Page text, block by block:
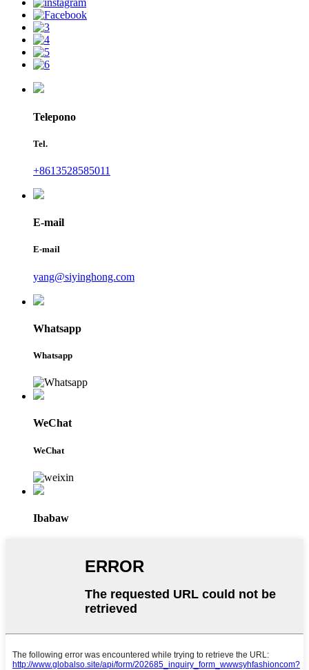
Telepono
Tel.
+8613528585011
E-mail
E-mail
yang@siyinghong.com
Whatsapp
Whatsapp
WeChat
WeChat
Ibabaw